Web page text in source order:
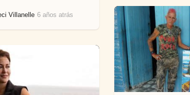
o
á
s
Villanelle 6 años atrás